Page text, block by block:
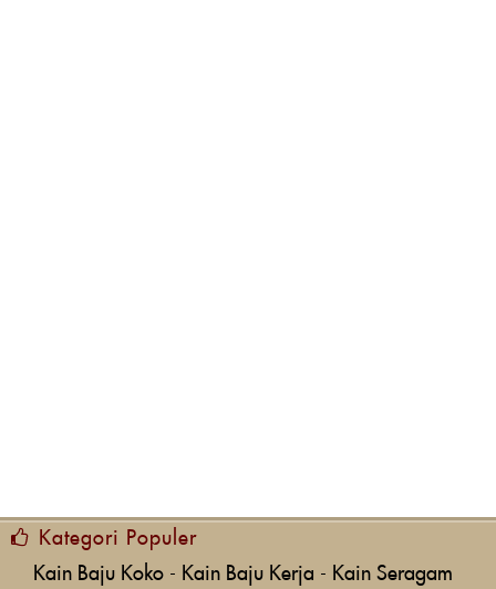
Kategori Populer
Kain Baju Koko - Kain Baju Kerja - Kain Seragam